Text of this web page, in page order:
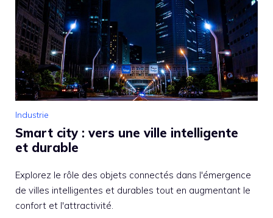
Industrie
Smart city : vers une ville intelligente
et durable
Explorez le rôle des objets connectés dans l'émergence
de villes intelligentes et durables tout en augmentant le
confort et l'attractivité.